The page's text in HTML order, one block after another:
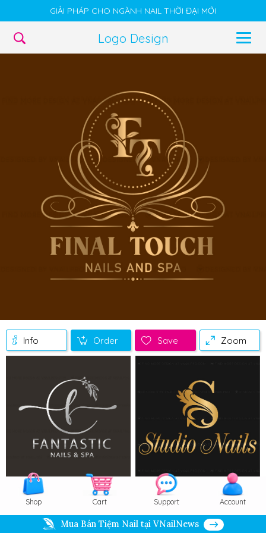
GIẢI PHÁP CHO NGÀNH NAIL THỜI ĐẠI MỚI
Logo Design
Info Order Save Zoom
Shop Cart Support Account
Mua Bán Tiệm Nail tại VNailNews